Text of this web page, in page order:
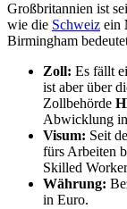
Großbritannien ist
wie die Schweiz ein
Birmingham
Zoll: Es fällt
ist aber über
Zollbehörde
Abwicklung
Visum: Seit
fürs Arbeiten
Skilled
Währung:
in Euro.